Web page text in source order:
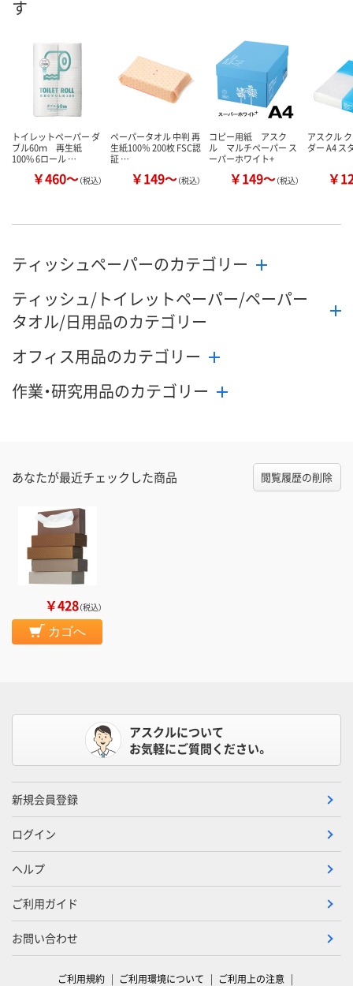
カゴへ
す
トイレットペーパー ダ
ブル60ｍ 再生紙
100% 6ロール …
￥460～（税込）
ペーパータオル 中判 再
生紙100％ 200枚 FSC認
証 …
￥149～（税込）
コピー用紙 アスク
ル マルチペーパー ス
ーパーホワイト+
￥149～（税込）
アスクル
ダー A4 ス
￥
ティッシュペーパーのカテゴリー
ティッシュ/トイレットペーパー/ペーパー
タオル/日用品のカテゴリー
オフィス用品のカテゴリー
作業・研究用品のカテゴリー
あなたが最近チェックした商品 閲覧履歴の削除
￥428（税込）
カゴへ
アスクルについて
お気軽にご質問ください。
新規会員登録
ログイン
ヘルプ
ご利用ガイド
お問い合わせ
ご利用規約 ご利用環境について ご利用上の注意